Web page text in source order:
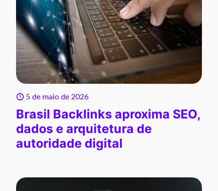
5 de maio de 2026
Brasil Backlinks aproxima SEO,
dados e arquitetura de
autoridade digital